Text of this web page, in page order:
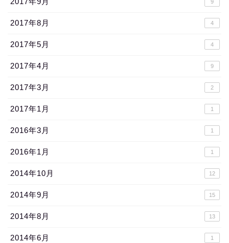
9
2017年8月 4
2017年5月 4
2017年4月 9
2017年3月 2
2017年1月 1
2016年3月 1
2016年1月 1
2014年10月 12
2014年9月 15
2014年8月 13
2014年6月 1